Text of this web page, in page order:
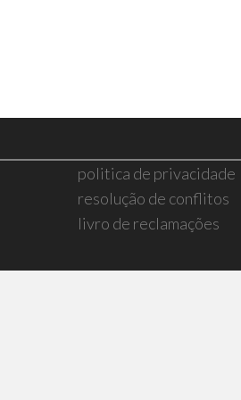
politica de privacidade
resolução de conflitos
livro de reclamações